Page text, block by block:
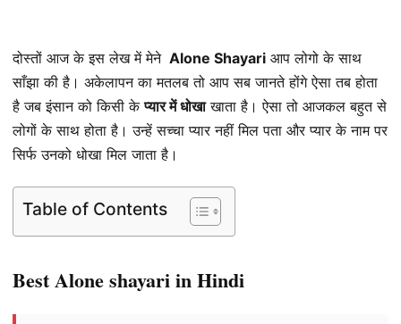
दोस्तों आज के इस लेख में मेने Alone Shayari आप लोगो के साथ
साँझा की है। अकेलापन का मतलब तो आप सब जानते होंगे ऐसा तब होता
है जब इंसान को किसी केप्यार में धोखाखाता है। ऐसा तो आजकल बहुत से
लोगों के साथ होता है। उन्हें सच्चा प्यार नहीं मिल पता और प्यार के नाम पर
सिर्फ उनको धोखा मिल जाता है।
Table of Contents
Best Alone shayari in Hindi